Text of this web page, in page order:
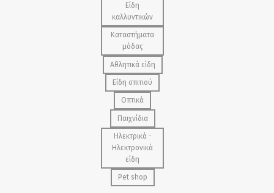
Είδη
καλλυντικών
Καταστήματα
μόδας
Αθλητικά είδη
Είδη σπιτιού
Οπτικά
Παιχνίδια
Ηλεκτρικά -
Ηλεκτρονικά
είδη
Pet shop